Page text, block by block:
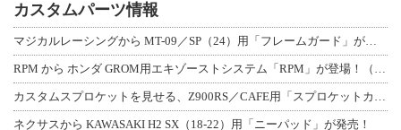
カスタムパーツ情報
マジカルレーシングから MT-09／SP（24）用「フレームガード」が登場！
RPM から ホンダ GROM用エキゾーストシステム「RPM」が登場！（動画あり
カスタムスプロケットを見せる、Z900RS／CAFE用「スプロケットカバーフルキ
ネクサスから KAWASAKI H2 SX（18-22）用「ニーパッド」が発売！